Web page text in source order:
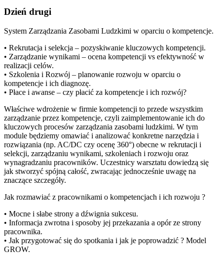
Dzień drugi
System Zarządzania Zasobami Ludzkimi w oparciu o kompetencje.
• Rekrutacja i selekcja – pozyskiwanie kluczowych kompetencji.
• Zarządzanie wynikami – ocena kompetencji vs efektywność w
realizacji celów.
• Szkolenia i Rozwój – planowanie rozwoju w oparciu o
kompetencje i ich diagnozę.
• Płace i awanse – czy płacić za kompetencje i ich rozwój?
Właściwe wdrożenie w firmie kompetencji to przede wszystkim
zarządzanie przez kompetencje, czyli zaimplementowanie ich do
kluczowych procesów zarządzania zasobami ludzkimi. W tym
module będziemy omawiać i analizować konkretne narzędzia i
rozwiązania (np. AC/DC czy ocenę 360°) obecne w rekrutacji i
selekcji, zarządzaniu wynikami, szkoleniach i rozwoju oraz
wynagradzaniu pracowników. Uczestnicy warsztatu dowiedzą się
jak stworzyć spójną całość, zwracając jednocześnie uwagę na
znaczące szczegóły.
Jak rozmawiać z pracownikami o kompetencjach i ich rozwoju ?
• Mocne i słabe strony a dźwignia sukcesu.
• Informacja zwrotna i sposoby jej przekazania a opór ze strony
pracownika.
• Jak przygotować się do spotkania i jak je poprowadzić ? Model
GROW.